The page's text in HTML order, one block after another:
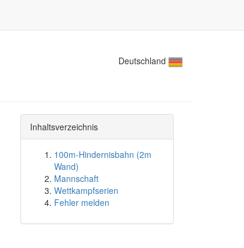
Deutschland
Inhaltsverzeichnis
100m-Hindernisbahn (2m
Wand)
Mannschaft
Wettkampfserien
Fehler melden